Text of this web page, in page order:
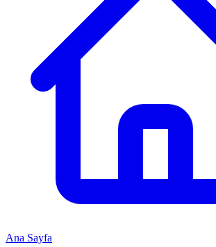
Ana Sayfa